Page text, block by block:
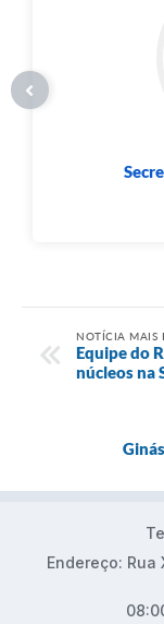
NOTÍCIA MAIS
Equipe do
núcleos na
Endereço: Rua